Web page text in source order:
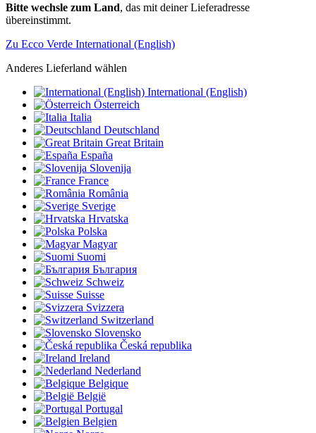
Bitte wechsle zum Land, das mit deiner Lieferadresse
übereinstimmt.
Zu Ecco Verde International (English)
Anderes Lieferland wählen
International (English)
Österreich
Italia
Deutschland
Great Britain
España
Slovenija
France
România
Sverige
Hrvatska
Polska
Magyar
Suomi
България
Schweiz
Suisse
Svizzera
Switzerland
Slovensko
Česká republika
Ireland
Nederland
Belgique
België
Portugal
Belgien